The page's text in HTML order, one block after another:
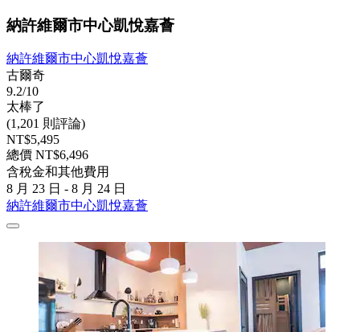
納許維爾市中心凱悅嘉薈
納許維爾市中心凱悅嘉薈
古爾奇
9.2/10
太棒了
(1,201 則評論)
NT$5,495
總價 NT$6,496
含稅金和其他費用
8 月 23 日 - 8 月 24 日
納許維爾市中心凱悅嘉薈